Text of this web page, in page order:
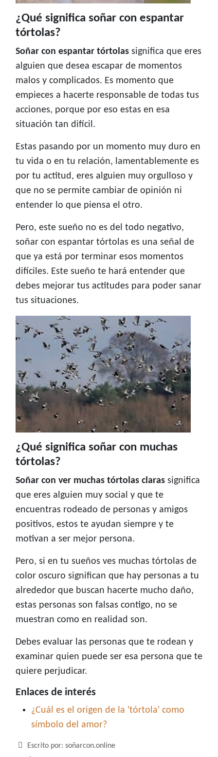
¿Qué significa soñar con espantar
tórtolas?
Soñar con espantar tórtolas significa que eres
alguien que desea escapar de momentos
malos y complicados. Es momento que
empieces a hacerte responsable de todas tus
acciones, porque por eso estas en esa
situación tan difícil.
Estas pasando por un momento muy duro en
tu vida o en tu relación, lamentablemente es
por tu actitud, eres alguien muy orgulloso y
que no se permite cambiar de opinión ni
entender lo que piensa el otro.
Pero, este sueño no es del todo negativo,
soñar con espantar tórtolas es una señal de
que ya está por terminar esos momentos
difíciles. Este sueño te hará entender que
debes mejorar tus actitudes para poder sanar
tus situaciones.
¿Qué significa soñar con muchas
tórtolas?
Soñar con ver muchas tórtolas claras significa
que eres alguien muy social y que te
encuentras rodeado de personas y amigos
positivos, estos te ayudan siempre y te
motivan a ser mejor persona.
Pero, si en tu sueños ves muchas tórtolas de
color oscuro significan que hay personas a tu
alrededor que buscan hacerte mucho daño,
estas personas son falsas contigo, no se
muestran como en realidad son.
Debes evaluar las personas que te rodean y
examinar quien puede ser esa persona que te
quiere perjudicar.
Enlaces de interés
¿Cuál es el origen de la 'tórtola' como
símbolo del amor?
Detalles
Escrito por: soñarcon.online